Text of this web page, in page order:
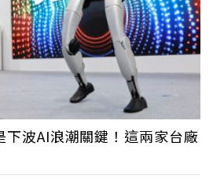
下波AI浪潮關鍵！這兩家台廠